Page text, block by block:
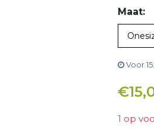
Maat:
Voor
€
1 op